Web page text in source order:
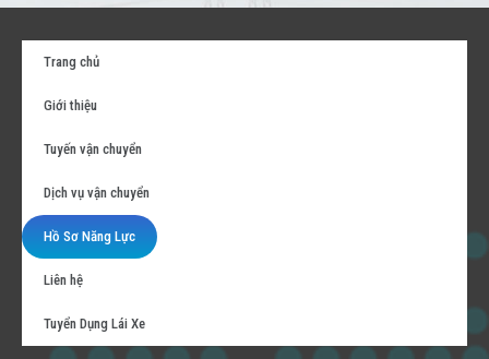
Trang chủ
Giới thiệu
Tuyến vận chuyển
Dịch vụ vận chuyển
Hồ Sơ Năng Lực
Liên hệ
Tuyển Dụng Lái Xe